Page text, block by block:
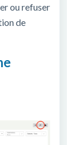
ou refuser
de